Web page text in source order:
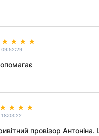
09:52:29
провізор